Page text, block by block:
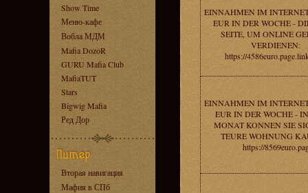
Show Time
Меню-кафе
Вобла МДМ
Mafia DozoR
GURU Mafia Club
MafiaTUT
Stars
Bigwig Mafia
Ред Дор
Вторая навигация
Мафия в СПб
EINNAHMEN IM
EUR IN DER WOCHE -
SEITE, UM ONLINE
VERDIENEN:
https://
EINNAHMEN IM
EUR IN DER WOCHE -
MONAT KONNEN SIE
TEURE WOHNUNG
https://